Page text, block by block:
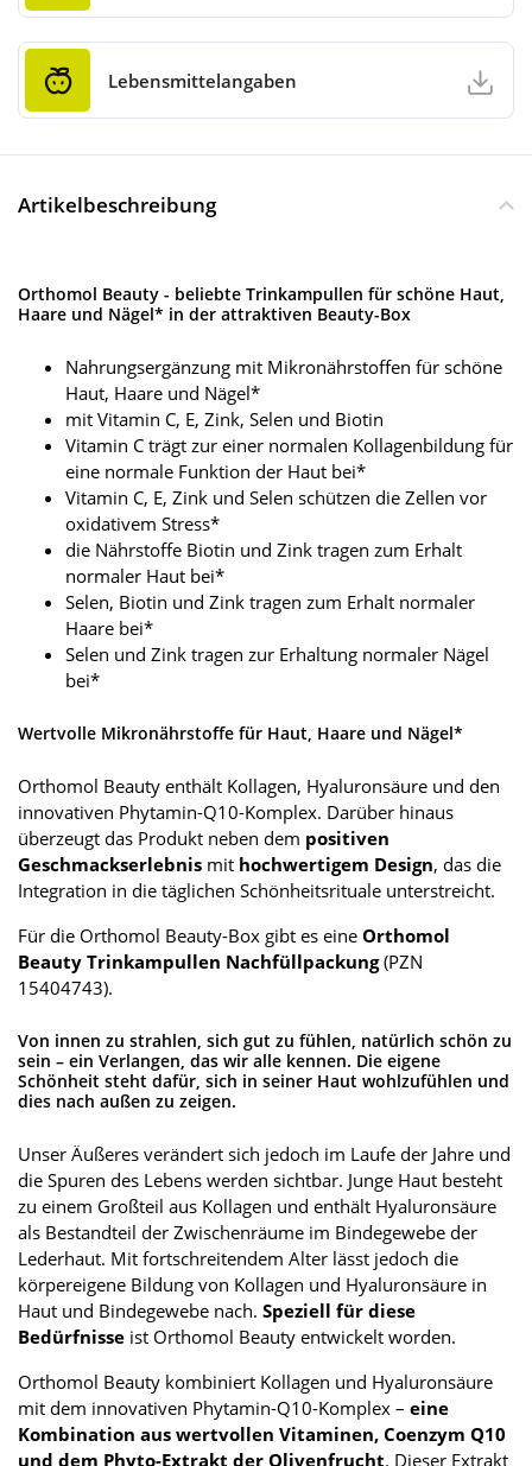
Lebensmittelangaben
Artikelbeschreibung
Orthomol Beauty - beliebte Trinkampullen für schöne Haut,
Haare und Nägel* in der attraktiven Beauty-Box
Nahrungsergänzung mit Mikronährstoffen für schöne
Haut, Haare und Nägel*
mit Vitamin C, E, Zink, Selen und Biotin
Vitamin C trägt zur einer normalen Kollagenbildung für
eine normale Funktion der Haut bei*
Vitamin C, E, Zink und Selen schützen die Zellen vor
oxidativem Stress*
die Nährstoffe Biotin und Zink tragen zum Erhalt
normaler Haut bei*
Selen, Biotin und Zink tragen zum Erhalt normaler
Haare bei*
Selen und Zink tragen zur Erhaltung normaler Nägel
bei*
Wertvolle Mikronährstoffe für Haut, Haare und Nägel*
Orthomol Beauty enthält Kollagen, Hyaluronsäure und den
innovativen Phytamin-Q10-Komplex. Darüber hinaus
überzeugt das Produkt neben dem positiven
Geschmackserlebnis mit hochwertigem Design, das die
Integration in die täglichen Schönheitsrituale unterstreicht.
Für die Orthomol Beauty-Box gibt es eine Orthomol
Beauty Trinkampullen Nachfüllpackung(PZN
15404743).
Von innen zu strahlen, sich gut zu fühlen, natürlich schön zu
sein – ein Verlangen, das wir alle kennen. Die eigene
Schönheit steht dafür, sich in seiner Haut wohlzufühlen und
dies nach außen zu zeigen.
Unser Äußeres verändert sich jedoch im Laufe der Jahre und
die Spuren des Lebens werden sichtbar. Junge Haut besteht
zu einem Großteil aus Kollagen und enthält Hyaluronsäure
als Bestandteil der Zwischenräume im Bindegewebe der
Lederhaut. Mit fortschreitendem Alter lässt jedoch die
körpereigene Bildung von Kollagen und Hyaluronsäure in
Haut und Bindegewebe nach. Speziell für diese
Bedürfnisse ist Orthomol Beauty entwickelt worden.
Orthomol Beauty kombiniert Kollagen und Hyaluronsäure
mit dem innovativen Phytamin-Q10-Komplex – eine
Kombination aus wertvollen Vitaminen, Coenzym Q10
und dem Phyto-Extrakt der Olivenfrucht. Dieser Extrakt